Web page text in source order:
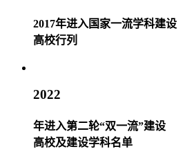
2017年进入国家一流学科建设
高校行列
2022
年进入第二轮“双一流”建设
高校及建设学科名单